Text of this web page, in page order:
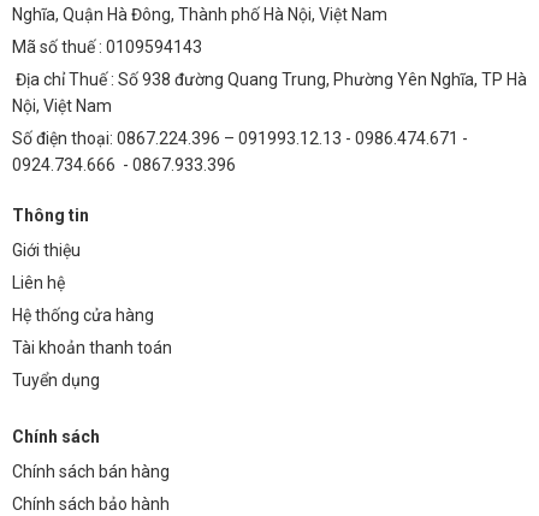
Nghĩa, Quận Hà Đông, Thành phố Hà Nội, Việt Nam
Mã số thuế : 0109594143
Địa chỉ Thuế : Số 938 đường Quang Trung, Phường Yên Nghĩa, TP Hà
Nội, Việt Nam
Số điện thoại: 0867.224.396 – 091993.12.13 - 0986.474.671 -
0924.734.666 - 0867.933.396
Thông tin
Giới thiệu
Liên hệ
Hệ thống cửa hàng
Tài khoản thanh toán
Tuyển dụng
Chính sách
Chính sách bán hàng
Chính sách bảo hành